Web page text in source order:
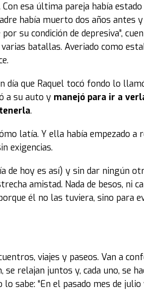
Con esa última pareja había
había muerto dos años antes
su condición de depresiva”,
batallas. Averiado como
día que Raquel tocó fondo lo
a su auto y manejó para ir a
.
latía. Y ella había empezado a
exigencias.
de hoy es así) y sin dar ningún
amistad. Nada de besos, ni
él no las tuviera, sino para
viajes y paseos. Van a
relajan juntos y, cada uno, se
sabe: “En el pasado mes de